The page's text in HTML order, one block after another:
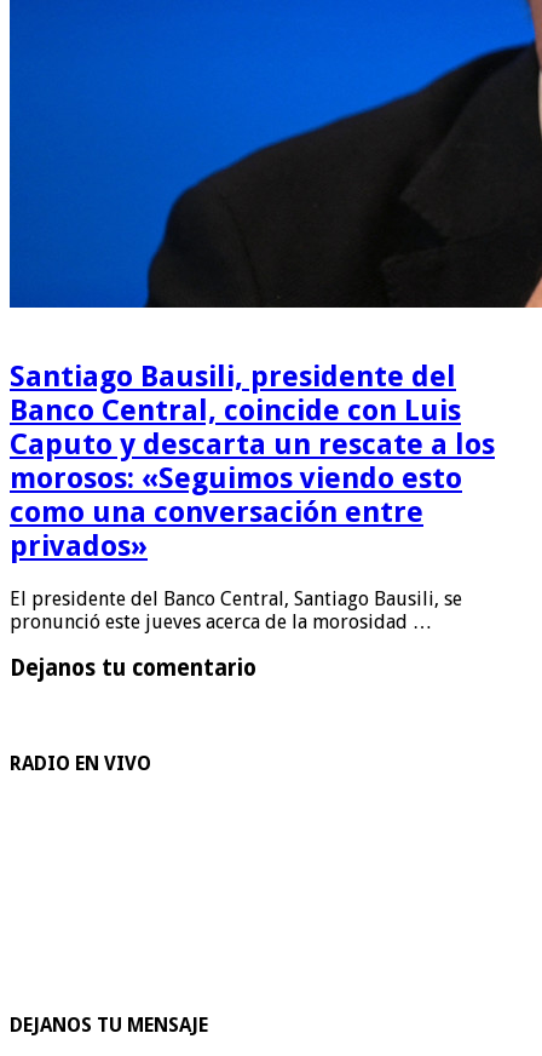
Santiago Bausili, presidente del
Banco Central, coincide con Luis
Caputo y descarta un rescate a los
morosos: «Seguimos viendo esto
como una conversación entre
privados»
El presidente del Banco Central, Santiago Bausili, se
pronunció este jueves acerca de la morosidad …
Dejanos tu comentario
RADIO EN VIVO
DEJANOS TU MENSAJE